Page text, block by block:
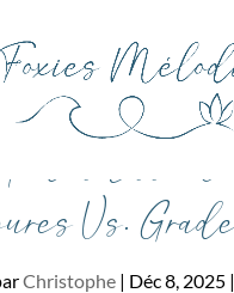
Vs.
Christophe | Déc 8, 2025 |